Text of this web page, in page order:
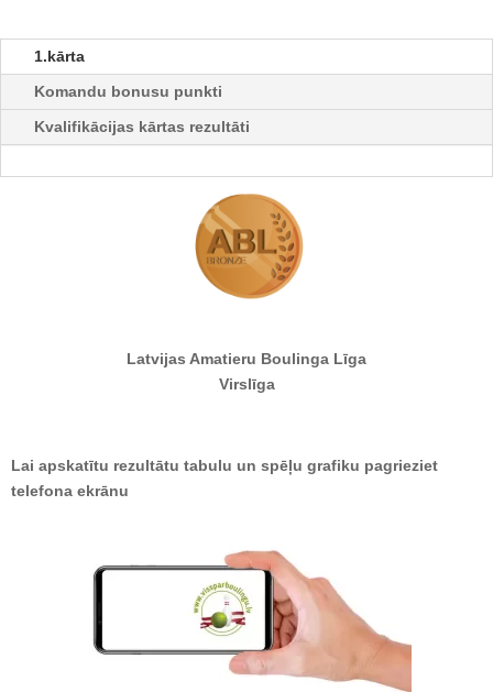
1.kārta
Komandu bonusu punkti
Kvalifikācijas kārtas rezultāti
Latvijas Amatieru Boulinga Līga
Virslīga
Lai apskatītu rezultātu tabulu un spēļu grafiku pagrieziet
telefona ekrānu